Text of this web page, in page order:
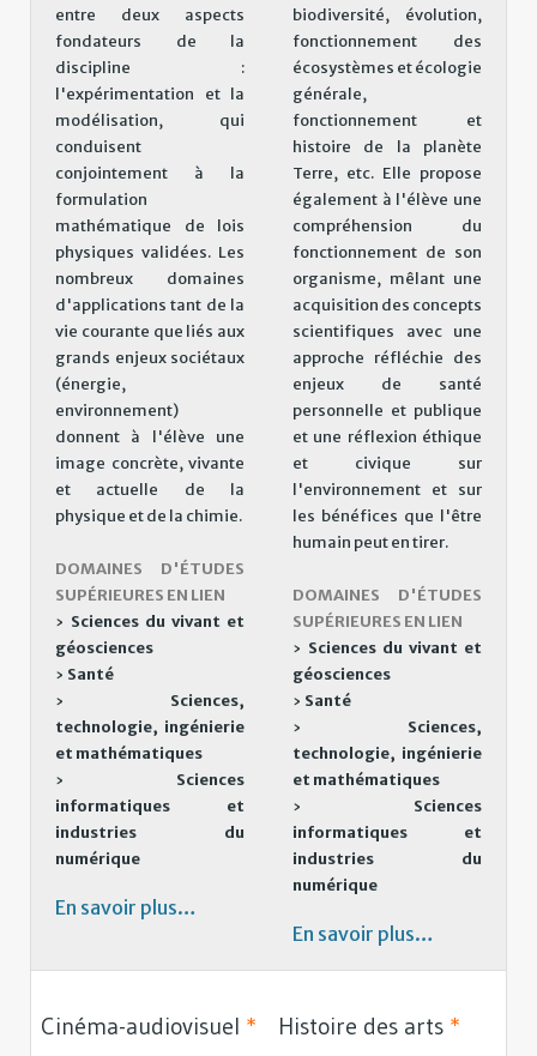
entre deux aspects
fondateurs de la
discipline :
l'expérimentation et la
modélisation, qui
conduisent
conjointement à la
formulation
mathématique de lois
physiques validées. Les
nombreux domaines
d'applications tant de la
vie courante que liés aux
grands enjeux sociétaux
(énergie,
environnement)
donnent à l'élève une
image concrète, vivante
et actuelle de la
physique et de la chimie.
DOMAINES D'ÉTUDES
SUPÉRIEURES EN LIEN
› Sciences du vivant et
géosciences
› Santé
› Sciences,
technologie, ingénierie
et mathématiques
› Sciences
informatiques et
industries du
numérique
En savoir plus…
biodiversité, évolution,
fonctionnement des
écosystèmes et écologie
générale,
fonctionnement et
histoire de la planète
Terre, etc. Elle propose
également à l'élève une
compréhension du
fonctionnement de son
organisme, mêlant une
acquisition des concepts
scientifiques avec une
approche réfléchie des
enjeux de santé
personnelle et publique
et une réflexion éthique
et civique sur
l'environnement et sur
les bénéfices que l'être
humain peut en tirer.
DOMAINES D'ÉTUDES
SUPÉRIEURES EN LIEN
› Sciences du vivant et
géosciences
› Santé
› Sciences,
technologie, ingénierie
et mathématiques
› Sciences
informatiques et
industries du
numérique
En savoir plus…
Cinéma-audiovisuel * Histoire des arts *